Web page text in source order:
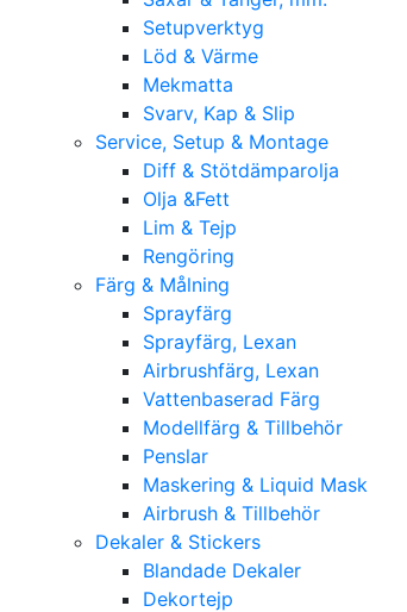
Setupverktyg
Löd & Värme
Mekmatta
Svarv, Kap & Slip
Service, Setup & Montage
Diff & Stötdämparolja
Olja &Fett
Lim & Tejp
Rengöring
Färg & Målning
Sprayfärg
Sprayfärg, Lexan
Airbrushfärg, Lexan
Vattenbaserad Färg
Modellfärg & Tillbehör
Penslar
Maskering & Liquid Mask
Airbrush & Tillbehör
Dekaler & Stickers
Blandade Dekaler
Dekortejp